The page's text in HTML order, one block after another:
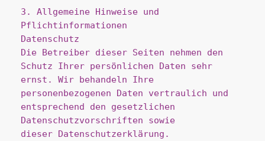
3. Allgemeine Hinweise und
Pflichtinformationen
Datenschutz
Die Betreiber dieser Seiten nehmen den
Schutz Ihrer persönlichen Daten sehr
ernst. Wir behandeln Ihre
personenbezogenen Daten vertraulich und
entsprechend den gesetzlichen
Datenschutzvorschriften sowie
dieser Datenschutzerklärung.